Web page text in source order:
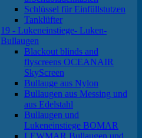
Schlüssel für Einfüllstutzen
Tanklüfter
19 - Lukeneinstiege- Luken-
Bullaugen
Blackout blinds and
flyscreens OCEANAIR
SkyScreen
Bullauge aus Nylon
Bullaugen aus Messing und
aus Edelstahl
Bullaugen und
Lukeneinstiege BOMAR
LEWMAR Bullaugen und